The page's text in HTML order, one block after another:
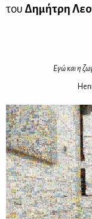
του Δημήτρη
Εγώ και η